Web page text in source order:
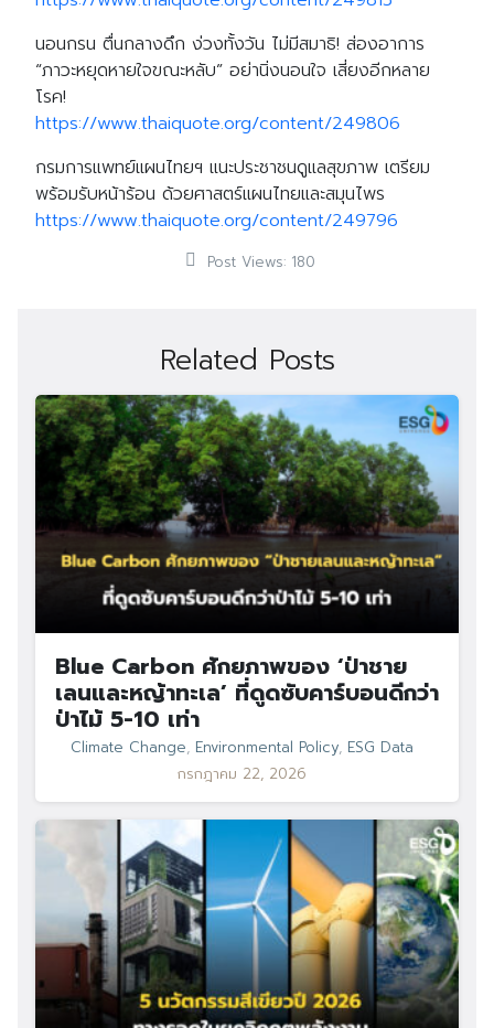
for: Search
นอนกรน ตื่นกลางดึก ง่วงทั้งวัน ไม่มีสมาธิ! ส่องอาการ
“ภาวะหยุดหายใจขณะหลับ” อย่านิ่งนอนใจ เสี่ยงอีกหลาย
โรค!
https://www.thaiquote.org/content/249806
กรมการแพทย์แผนไทยฯ แนะประชาชนดูแลสุขภาพ เตรียม
พร้อมรับหน้าร้อน ด้วยศาสตร์แผนไทยและสมุนไพร
https://www.thaiquote.org/content/249796
Post Views: 180
Related Posts
Blue Carbon ศักยภาพของ ‘ป่าชาย
เลนและหญ้าทะเล’ ที่ดูดซับคาร์บอนดีกว่า
ป่าไม้ 5-10 เท่า
Climate Change, Environmental Policy, ESG Data
กรกฎาคม 22, 2026